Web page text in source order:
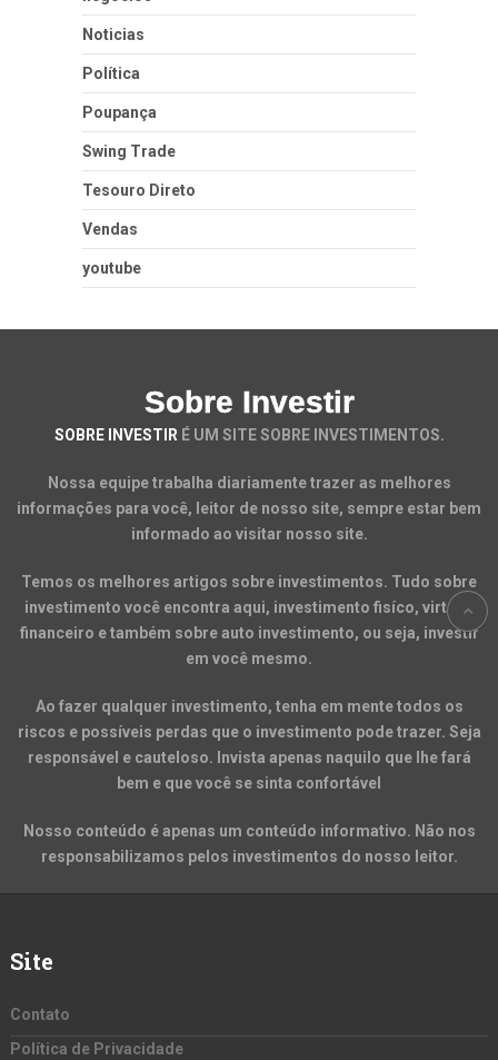
Noticias
Política
Poupança
Swing Trade
Tesouro Direto
Vendas
youtube
Sobre Investir
SOBRE INVESTIR É UM SITE SOBRE INVESTIMENTOS.
Nossa equipe trabalha diariamente trazer as melhores
informações para você, leitor de nosso site, sempre estar bem
informado ao visitar nosso site.
Temos os melhores artigos sobre investimentos. Tudo sobre
investimento você encontra aqui, investimento fisíco, virtual,
financeiro e também sobre auto investimento, ou seja, investir
em você mesmo.
Ao fazer qualquer investimento, tenha em mente todos os
riscos e possíveis perdas que o investimento pode trazer. Seja
responsável e cauteloso. Invista apenas naquilo que lhe fará
bem e que você se sinta confortável
Nosso conteúdo é apenas um conteúdo informativo. Não nos
responsabilizamos pelos investimentos do nosso leitor.
Site
Contato
Política de Privacidade